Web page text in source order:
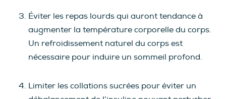
Éviter les repas lourds qui auront tendance à
augmenter la température corporelle du corps.
Un refroidissement naturel du corps est
nécessaire pour induire un sommeil profond.
Limiter les collations sucrées pour éviter un